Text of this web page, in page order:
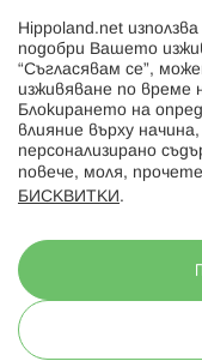
© 2026
Hippoland.net
подобри Вашето
“Съгласявам се”,
изживяване по време
Блокирането на
влияние върху
персонализирано
повече, моля,
БИСКВИТКИ .